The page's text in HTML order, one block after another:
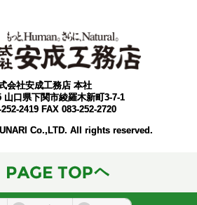
会社安成工務店 本社
山口県下関市綾羅木新町3-7-1
2419 FAX 083-252-2720
Co.,LTD. All rights reserved.